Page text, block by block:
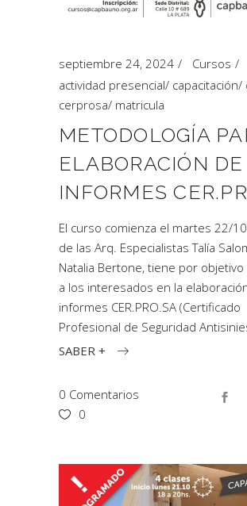
septiembre 24, 2024
Cursos
actividad presencial/ capacitación/
cerprosa/ matricula
METODOLOGÍA
ELABORACIÓN DE
INFORMES
El curso comienza el martes 22/
de las Arq. Especialistas Talía
Natalia Bertone, tiene por objetivo
a los interesados en la
informes CER.PRO.SA (Certificado
Profesional de Seguridad
SABER +
0 Comentarios
0